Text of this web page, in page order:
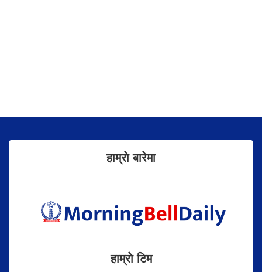
हाम्राे बारेमा
हाम्राे टिम